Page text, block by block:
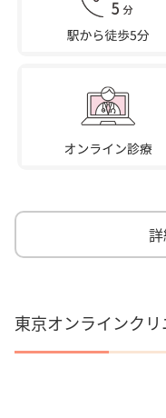
東京オンラインク